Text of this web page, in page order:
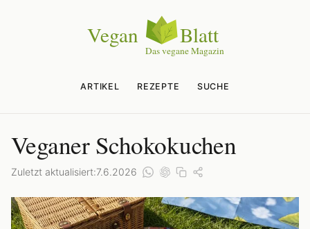
ARTIKEL REZEPTE SUCHE
Veganer Schokokuchen
Zuletzt aktualisiert:7.6.2026